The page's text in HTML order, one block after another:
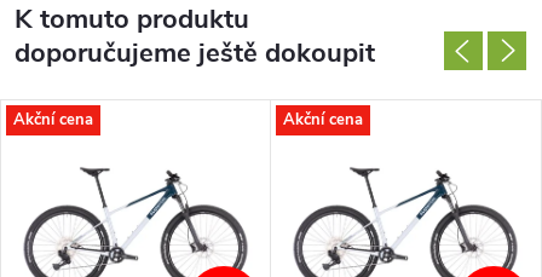
K tomuto produktu
doporučujeme ještě dokoupit
Akční cena Akční cena